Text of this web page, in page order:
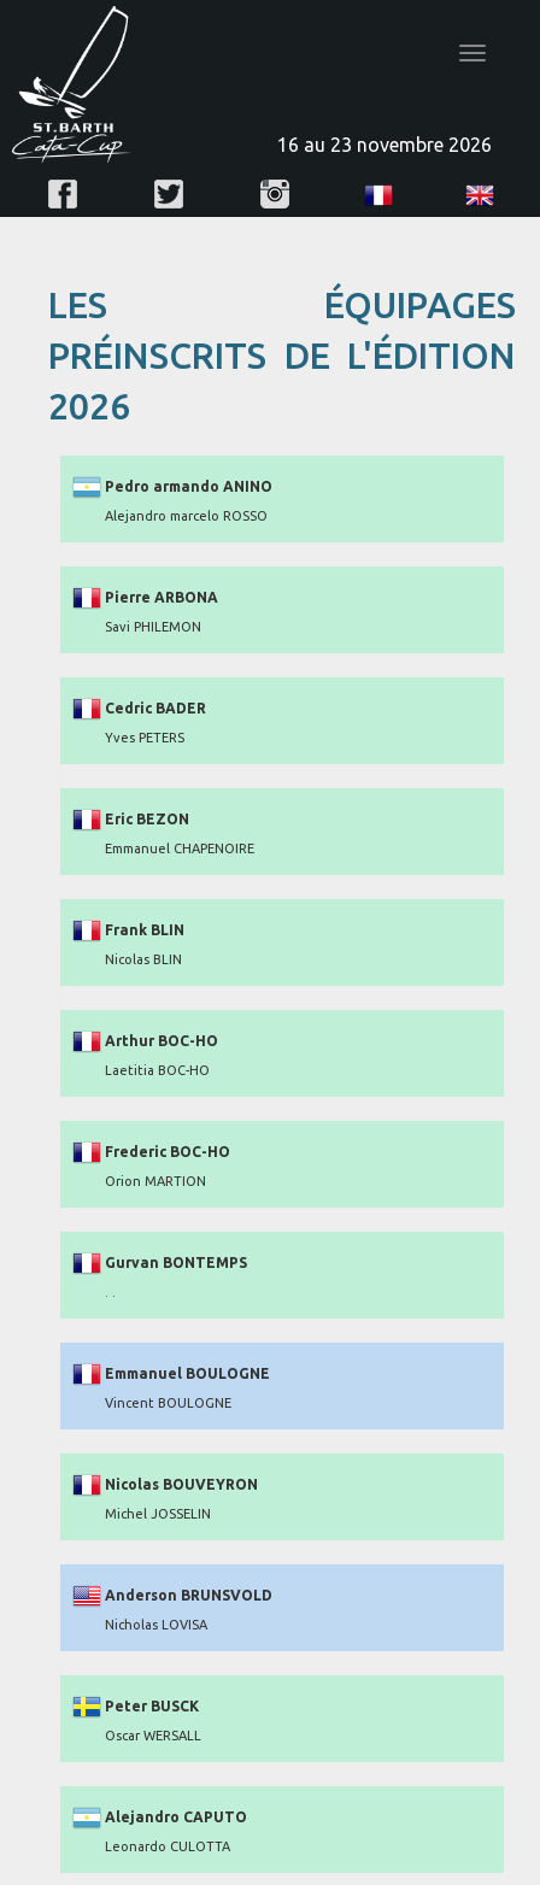
Toggle
16 au 23 novembre 2026
LES ÉQUIPAGES
PRÉINSCRITS DE L'ÉDITION
2026
Pedro armando ANINO
Alejandro marcelo ROSSO
Pierre ARBONA
Savi PHILEMON
Cedric BADER
Yves PETERS
Eric BEZON
Emmanuel CHAPENOIRE
Frank BLIN
Nicolas BLIN
Arthur BOC-HO
Laetitia BOC-HO
Frederic BOC-HO
Orion MARTION
Gurvan BONTEMPS
Emmanuel BOULOGNE
Vincent BOULOGNE
Nicolas BOUVEYRON
Michel JOSSELIN
Anderson BRUNSVOLD
Nicholas LOVISA
Peter BUSCK
Oscar WERSALL
Alejandro CAPUTO
Leonardo CULOTTA